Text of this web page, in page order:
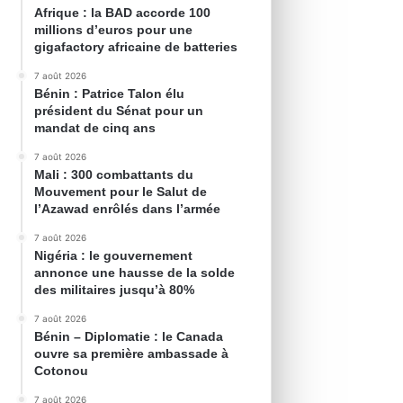
Afrique : la BAD accorde 100
millions d’euros pour une
gigafactory africaine de batteries
7 août 2026
Bénin : Patrice Talon élu
président du Sénat pour un
mandat de cinq ans
7 août 2026
Mali : 300 combattants du
Mouvement pour le Salut de
l’Azawad enrôlés dans l’armée
7 août 2026
Nigéria : le gouvernement
annonce une hausse de la solde
des militaires jusqu’à 80%
7 août 2026
Bénin – Diplomatie : le Canada
ouvre sa première ambassade à
Cotonou
7 août 2026